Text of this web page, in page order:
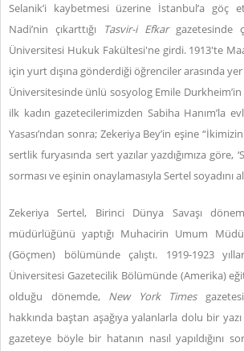
Selanik’i kaybetmesi üzerine İstanbul’a göç
Nadi’nin çıkarttığı
Tasvir-i Efkargazetesinde
Üniversitesi Hukuk Fakültesi'ne girdi. 1913'te
için yurt dışına gönderdiği öğrenciler arasında
Üniversitesinde ünlü sosyolog Emile
ilk kadın gazetecilerimizden Sabiha Hanım’la
Yasası’ndan sonra; Zekeriya Bey’in eşine
sertlik furyasında sert yazılar yazdığımıza göre,
sorması ve eşinin onaylamasıyla Sertel soyadını
Zekeriya Sertel, Birinci Dünya Savaşı
müdürlüğünü yaptığı Muhacirin Umum
(Göçmen) bölümünde çalıştı. 1919-1923
Üniversitesi Gazetecilik Bölümünde (Amerika)
olduğu dönemde, New York Times
hakkında baştan aşağıya yalanlarla dolu bir
gazeteye böyle bir hatanın nasıl yapıldığını